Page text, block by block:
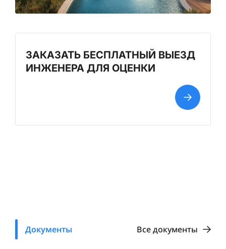
ЗАКАЗАТЬ БЕСПЛАТНЫЙ ВЫЕЗД
ИНЖЕНЕРА ДЛЯ ОЦЕНКИ
Документы Все документы